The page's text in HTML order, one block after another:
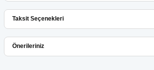
Bu ürüne ilk yorumu siz yapın!
Taksit Seçenekleri
Önerileriniz